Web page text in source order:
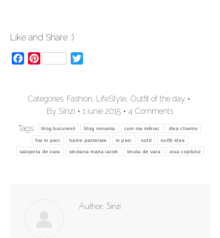
Like and Share :)
FacebookPinterest
Categories: Fashion, LifeStyle, Outfit of the day
By Sinzi 1 iunie 2015
4 Comments
Tags:
blog bucuresti blog romania cum ma imbrac diva charms
hai in parc haine pastelate in parc ootd outfit idea
salopeta de vara sinziana maria iacob tinuta de vara ziua copilului
Author: Sinzi